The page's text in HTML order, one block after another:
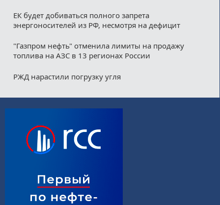
ЕК будет добиваться полного запрета
энергоносителей из РФ, несмотря на дефицит
"Газпром нефть" отменила лимиты на продажу
топлива на АЗС в 13 регионах России
РЖД нарастили погрузку угля